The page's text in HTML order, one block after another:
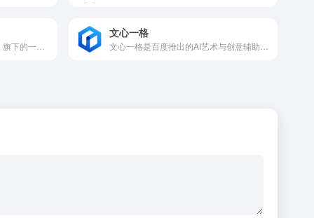
美图抠图是美图公司（Meitu）旗下的一款免费、智能的AI图片处理工具
文心一格
文心一格是百度推出的AI艺术与创意辅助平台，依托文心大模型与飞桨框架，主打“一语成画”